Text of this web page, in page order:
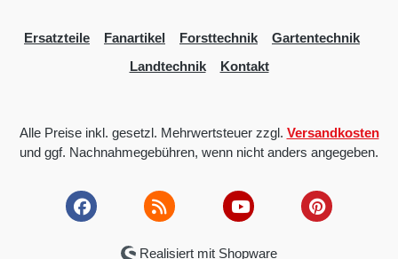
Ersatzteile Fanartikel Forsttechnik
Gartentechnik
Landtechnik
Kontakt
Alle Preise inkl. gesetzl. Mehrwertsteuer zzgl. Versandkosten
und ggf. Nachnahmegebühren, wenn nicht anders angegeben.
Realisiert mit Shopware